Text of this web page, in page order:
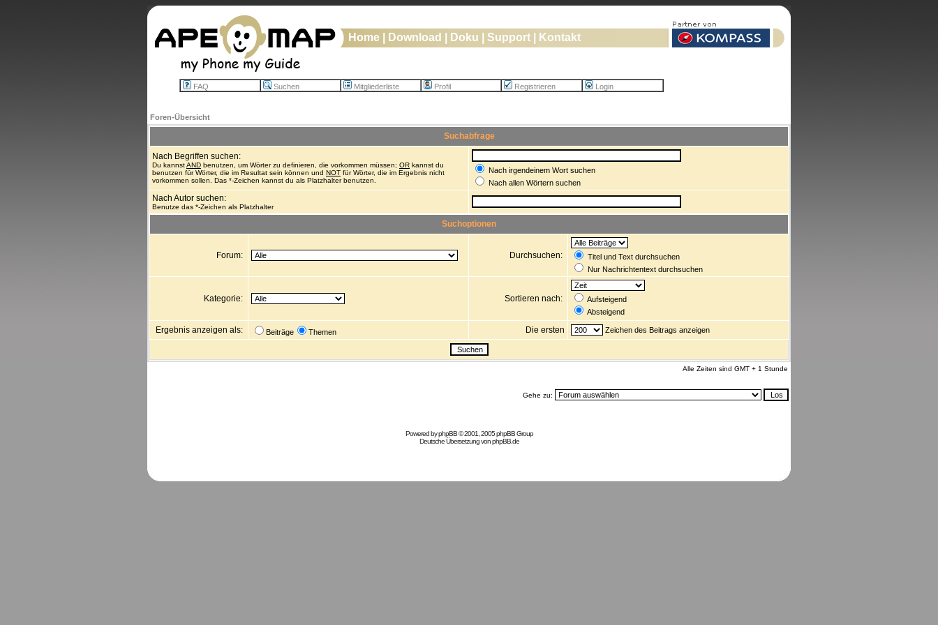
Home Download Doku Support Kontakt
FAQ Suchen Mitgliederliste Profil Registrieren Login
Foren-Übersicht
Suchabfrage
Nach Begriffen suchen:
Du kannstAND benutzen, um Wörter zu definieren, die vorkommen müssen; OR kannst du
benutzen für Wörter, die im Resultat sein können und NOT für Wörter, die im Ergebnis nicht
vorkommen sollen. Das *-Zeichen kannst du als Platzhalter benutzen.
Nach irgendeinem Wort suchen
Nach allen Wörtern suchen
Nach Autor suchen:
Benutze das *-Zeichen als Platzhalter
Suchoptionen
Forum: Durchsuchen:
Titel und Text durchsuchen
Nur Nachrichtentext durchsuchen
Kategorie: Sortieren nach:
Aufsteigend
Absteigend
Ergebnis anzeigen als: Beiträge Themen Die ersten Zeichen des Beitrags anzeigen
Alle Zeiten sind GMT + 1 Stunde
Gehe zu:
Powered byphpBB© 2001, 2005 phpBB Group
Deutsche Übersetzung vonphpBB.de